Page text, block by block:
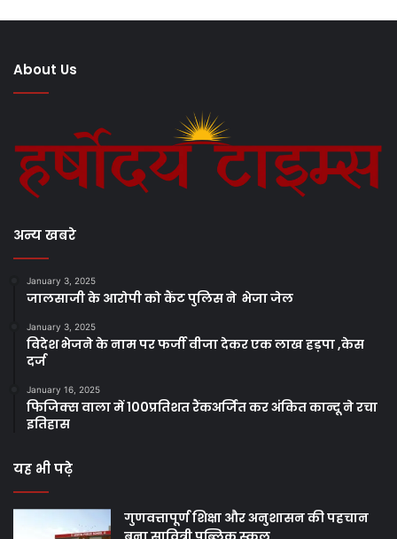
About Us
अन्य खबरे
January 3, 2025
जालसाजी के आरोपी को कैंट पुलिस ने भेजा जेल
January 3, 2025
विदेश भेजने के नाम पर फर्जी वीजा देकर एक लाख हड़पा ,केस
दर्ज
January 16, 2025
फिजिक्स वाला में 100प्रतिशत रैंकअर्जित कर अंकित कान्दू ने रचा
इतिहास
यह भी पढ़े
गुणवत्तापूर्ण शिक्षा और अनुशासन की पहचान